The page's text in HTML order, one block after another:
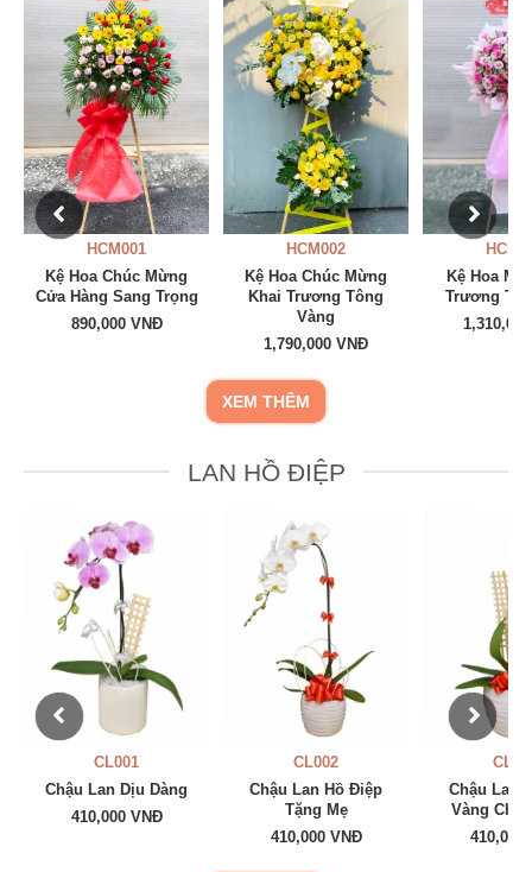
HCM002
Kệ Hoa Chúc Mừng
Khai Trương Tông
Vàng
HCM003
Kệ Hoa Mừng Khai
Trương Tông Hồng
1,310,000 VNĐ
Kệ Hoa
Khởi
XEM THÊM
LAN HỒ ĐIỆP
CL001
Chậu Lan Dịu Dàng
410,000 VNĐ
CL002
Chậu Lan Hồ Điệp
Tặng Mẹ
410,000 VNĐ
CL003
Chậu Lan Hồ
Vàng Chúc
410,000 VNĐ